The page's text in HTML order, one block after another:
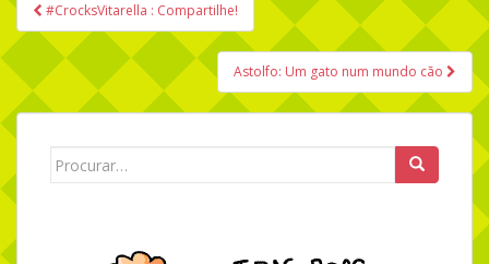
Navegação de Post
#CrocksVitarella : Compartilhe!
Astolfo: Um gato num mundo cão
Search for: